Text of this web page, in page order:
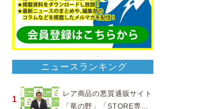
ニュースランキング
1
レア商品の悪質通販サイト
「竜の野」「STORE専門